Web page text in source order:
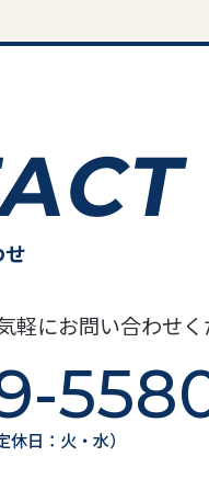
軽にお問い合わせく
日：火・水）